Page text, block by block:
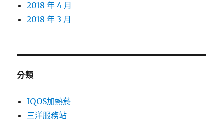
2018 年 4 月
2018 年 3 月
分類
IQOS加熱菸
三洋服務站